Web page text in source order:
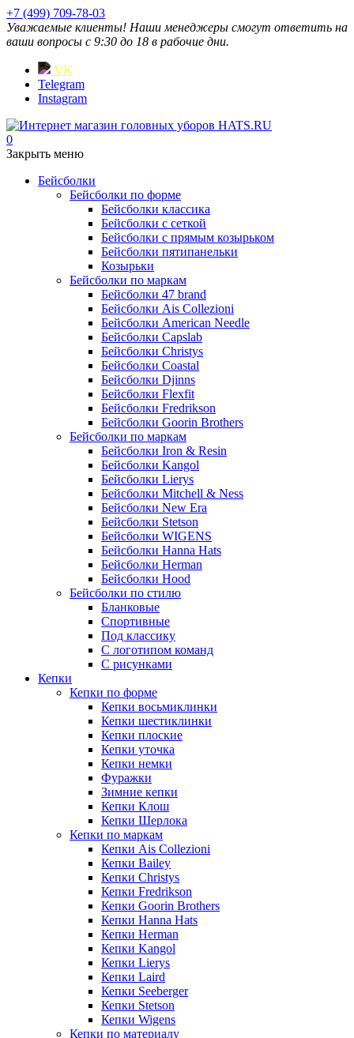
+7 (499) 709-78-03
Уважаемые клиенты! Наши менеджеры смогут ответить на
ваши вопросы с 9:30 до 18 в рабочие дни.
VK
Telegram
Instagram
0
Закрыть меню
Бейсболки
Бейсболки по форме
Бейсболки классика
Бейсболки с сеткой
Бейсболки с прямым козырьком
Бейсболки пятипанельки
Козырьки
Бейсболки по маркам
Бейсболки 47 brand
Бейсболки Ais Collezioni
Бейсболки American Needle
Бейсболки Capslab
Бейсболки Christys
Бейсболки Coastal
Бейсболки Djinns
Бейсболки Flexfit
Бейсболки Fredrikson
Бейсболки Goorin Brothers
Бейсболки по маркам
Бейсболки Iron & Resin
Бейсболки Kangol
Бейсболки Lierys
Бейсболки Mitchell & Ness
Бейсболки New Era
Бейсболки Stetson
Бейсболки WIGENS
Бейсболки Hanna Hats
Бейсболки Herman
Бейсболки Hood
Бейсболки по стилю
Бланковые
Спортивные
Под классику
С логотипом команд
С рисунками
Кепки
Кепки по форме
Кепки восьмиклинки
Кепки шестиклинки
Кепки плоские
Кепки уточка
Кепки немки
Фуражки
Зимние кепки
Кепки Клош
Кепки Шерлока
Кепки по маркам
Кепки Ais Collezioni
Кепки Bailey
Кепки Christys
Кепки Fredrikson
Кепки Goorin Brothers
Кепки Hanna Hats
Кепки Herman
Кепки Kangol
Кепки Lierys
Кепки Laird
Кепки Seeberger
Кепки Stetson
Кепки Wigens
Кепки по материалу